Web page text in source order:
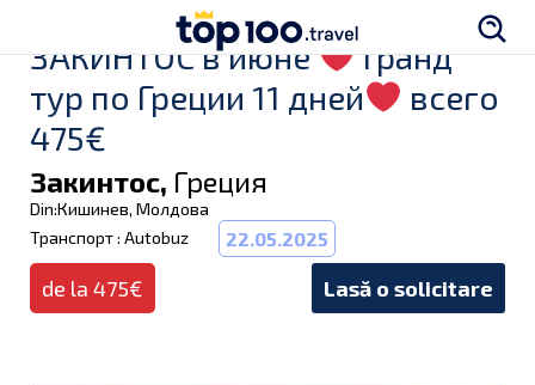
ЗАКИНТОС в июне
Гранд
тур по Греции 11 дней
всего
475€
Закинтос, Греция
Din:Кишинев, Молдова
Транспорт : Autobuz
22.05.2025
de la 475€ Lasă o solicitare